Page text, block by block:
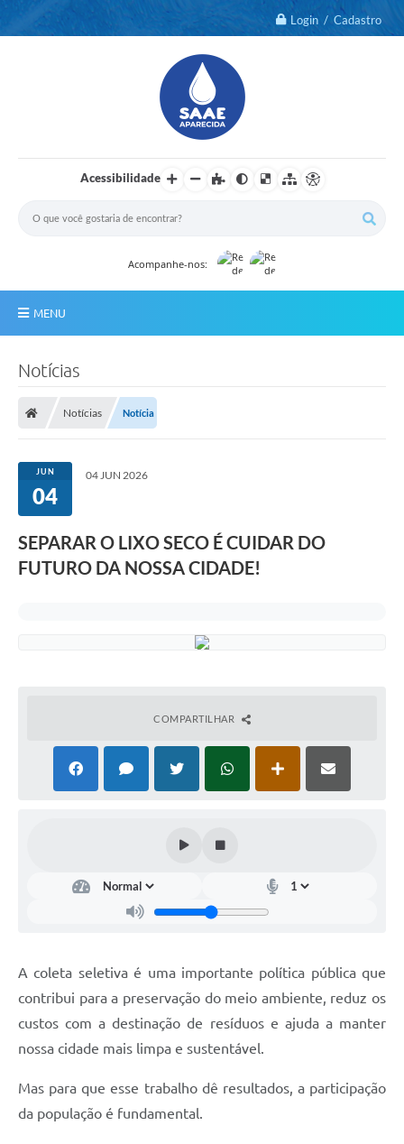
Login / Cadastro
Acessibilidade
Acompanhe-nos:
MENU
Transparência
Contato
Recomendações e Avisos em Geral
Decreto 5.152/2024
Telefones Úteis
Notícias
Notícias Notícia
JUN
04
04 JUN 2026
SEPARAR O LIXO SECO É CUIDAR DO
FUTURO DA NOSSA CIDADE!
COMPARTILHAR
A coleta seletiva é uma importante política pública que
contribui para a preservação do meio ambiente, reduz os
custos com a destinação de resíduos e ajuda a manter
nossa cidade mais limpa e sustentável.
Mas para que esse trabalho dê resultados, a participação
da população é fundamental.